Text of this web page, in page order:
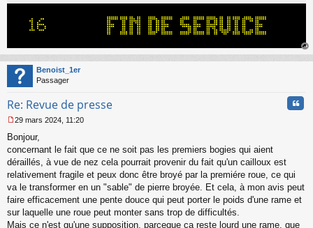
n
l
u
au
Benoist_1er
Passager
Re: Revue de presse
e
s
s
a
g
e
n
o
n
29 mars 2024, 11:20
Bonjour,
concernant le fait que ce ne soit pas les premiers bogies qui aient
déraillés, à vue de nez cela pourrait provenir du fait qu'un cailloux est
relativement fragile et peux donc être broyé par la premiére roue, ce qui
va le transformer en un "sable" de pierre broyée. Et cela, à mon avis peut
faire efficacement une pente douce qui peut porter le poids d'une rame et
sur laquelle une roue peut monter sans trop de difficultés.
Mais ce n'est qu'une supposition, parceque ça reste lourd une rame, que